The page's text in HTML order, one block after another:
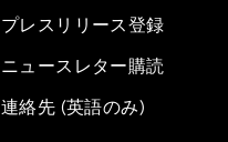
プレスリリース登録
ニュースレター購読
連絡先 (英語のみ)